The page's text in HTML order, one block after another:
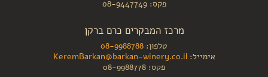
מרכז המבקרים כרם ברקן
08-9988788
KeremBarkan@barkan-winery.co.il